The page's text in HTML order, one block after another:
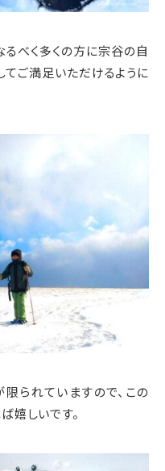
るべく多くの方に宗谷の自
てご満足いただけるように
られていますので、この
嬉しいです。